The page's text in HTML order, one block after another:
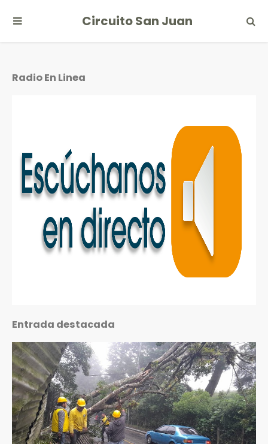
Circuito San Juan
Radio En Linea
Entrada destacada